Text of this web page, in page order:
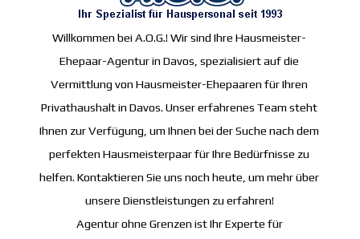
Willkommen bei A.O.G.! Wir sind Ihre Hausmeister-
Ehepaar-Agentur in Davos, spezialisiert auf die
Vermittlung von Hausmeister-Ehepaaren für Ihren
Privathaushalt in Davos. Unser erfahrenes Team steht
Ihnen zur Verfügung, um Ihnen bei der Suche nach dem
perfekten Hausmeisterpaar für Ihre Bedürfnisse zu
helfen. Kontaktieren Sie uns noch heute, um mehr über
unsere Dienstleistungen zu erfahren!
Agentur ohne Grenzen ist Ihr Experte für